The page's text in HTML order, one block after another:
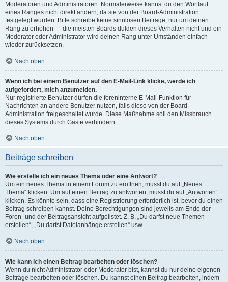
Moderatoren und Administratoren. Normalerweise kannst du den Wortlaut
eines Ranges nicht direkt ändern, da sie von der Board-Administration
festgelegt wurden. Bitte schreibe keine sinnlosen Beiträge, nur um deinen
Rang zu erhöhen — die meisten Boards dulden dieses Verhalten nicht und ein
Moderator oder Administrator wird deinen Rang unter Umständen einfach
wieder zurücksetzen.
Nach oben
Wenn ich bei einem Benutzer auf den E-Mail-Link klicke, werde ich
aufgefordert, mich anzumelden.
Nur registrierte Benutzer dürfen die foreninterne E-Mail-Funktion für
Nachrichten an andere Benutzer nutzen, falls diese von der Board-
Administration freigeschaltet wurde. Diese Maßnahme soll den Missbrauch
dieses Systems durch Gäste verhindern.
Nach oben
Beiträge schreiben
Wie erstelle ich ein neues Thema oder eine Antwort?
Um ein neues Thema in einem Forum zu eröffnen, musst du auf „Neues
Thema“ klicken. Um auf einen Beitrag zu antworten, musst du auf „Antworten“
klicken. Es könnte sein, dass eine Registrierung erforderlich ist, bevor du einen
Beitrag schreiben kannst. Deine Berechtigungen sind jeweils am Ende der
Foren- und der Beitragsansicht aufgelistet. Z. B. „Du darfst neue Themen
erstellen“, „Du darfst Dateianhänge erstellen“ usw.
Nach oben
Wie kann ich einen Beitrag bearbeiten oder löschen?
Wenn du nicht Administrator oder Moderator bist, kannst du nur deine eigenen
Beiträge bearbeiten oder löschen. Du kannst einen Beitrag bearbeiten, indem